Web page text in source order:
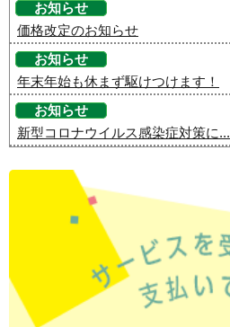
お知らせ
価格改定のお知らせ
お知らせ
年末年始も休まず駆けつけます！
お知らせ
新型コロナウイルス感染症対策に...